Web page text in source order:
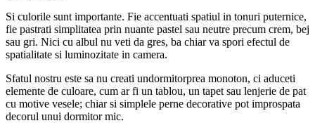
Si culorile sunt importante. Fie accentuati spatiul in tonuri puternice,
fie pastrati simplitatea prin nuante pastel sau neutre precum crem, bej
sau gri. Nici cu albul nu veti da gres, ba chiar va spori efectul de
spatialitate si luminozitate in camera.
Sfatul nostru este sa nu creati undormitorprea monoton, ci aduceti
elemente de culoare, cum ar fi un tablou, un tapet sau lenjerie de pat
cu motive vesele; chiar si simplele perne decorative pot improspata
decorul unui dormitor mic.